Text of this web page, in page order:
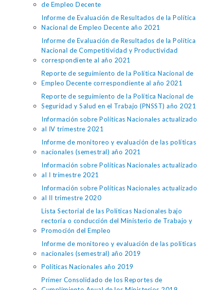
de Empleo Decente
Informe de Evaluación de Resultados de la Política
Nacional de Empleo Decente año 2021
Informe de Evaluación de Resultados de la Política
Nacional de Competitividad y Productividad
correspondiente al año 2021
Reporte de seguimiento de la Política Nacional de
Empleo Decente correspondiente al año 2021
Reporte de seguimiento de la Política Nacional de
Seguridad y Salud en el Trabajo (PNSST) año 2021
Información sobre Políticas Nacionales actualizado
al IV trimestre 2021
Informe de monitoreo y evaluación de las políticas
nacionales (semestral) año 2021
Información sobre Políticas Nacionales actualizado
al I trimestre 2021
Información sobre Políticas Nacionales actualizado
al II trimestre 2020
Lista Sectorial de las Políticas Nacionales bajo
rectoría o conducción del Ministerio de Trabajo y
Promoción del Empleo
Informe de monitoreo y evaluación de las políticas
nacionales (semestral) año 2019
Políticas Nacionales año 2019
Primer Consolidado de los Reportes de